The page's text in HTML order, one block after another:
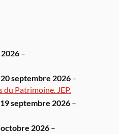
–
20 septembre 2026 –
du Patrimoine. JEP.
19 septembre 2026 –
2026 –